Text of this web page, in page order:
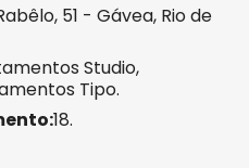
51 - Gávea, Rio de
Studio,
Tipo.
18.